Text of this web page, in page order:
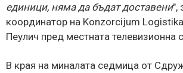
единици, няма да бъдат доставени",
координатор на Konzorcijum
Пеулич пред местната телевизионна
В края на миналата седмица от